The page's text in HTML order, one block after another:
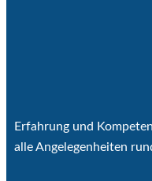
Erfahrung und
alle Angelegenheiten